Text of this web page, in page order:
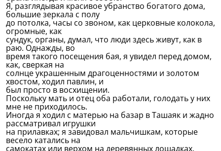
Я, разглядывая красивое убранство богатого дома,
большие зеркала с полу
до потолка, часы со звоном, как церковные колокола,
огромные, как
сундук, органы, думал, что люди здесь живут, как в
раю. Однажды, во
время такого посещения бая, я увидел перед домом,
как, сверкая на
солнце украшенным драгоценностями и золотом
хвостом, ходил павлин, и
был просто в восхищении.
Поскольку мать и отец оба работали, голодать у них
мне не приходилось.
Иногда я ходил с матерью на базар в Ташаяк и жадно
рассматривал игрушки
на прилавках; я завидовал мальчишкам, которые
весело катались на
самокатах или верхом на деревянных лошадках.